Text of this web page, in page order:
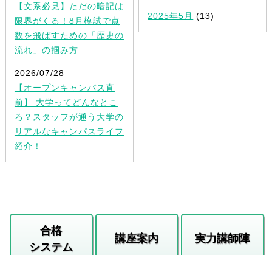
【文系必見】ただの暗記は
限界がくる！8月模試で点
数を飛ばすための「歴史の
流れ」の掴み方
2026/07/28
【オープンキャンパス直
前】 大学ってどんなとこ
ろ？スタッフが通う大学の
リアルなキャンパスライフ
紹介！
2025年5月 (13)
合格
システム
講座案内 実力講師陣